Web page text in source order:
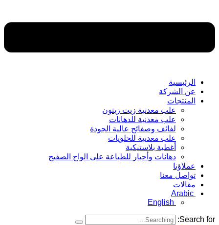
الرئيسية
عن الشركة
المنتجات
علب معدنية زيت زيتون
علب معدنية للدهانات
لفائف وصفائح عالية الجودة
علب معدنية للحلويات
أغطية بلاستيكية
دهانات وأحبار للطباعة على الواح الصفيح
عملاؤنا
تواصل معنا
مقالات
Arabic
English
Search for: